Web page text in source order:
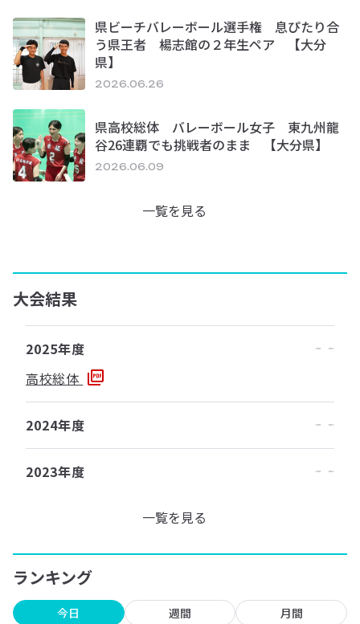
県ビーチバレーボール選手権 息ぴたり合
う県王者 楊志館の２年生ペア 【大分
県】
2026.06.26
県高校総体 バレーボール女子 東九州龍
谷26連覇でも挑戦者のまま 【大分県】
2026.06.09
一覧を見る
大会結果
2025年度
高校総体
2024年度
2023年度
一覧を見る
ランキング
今日 週間 月間